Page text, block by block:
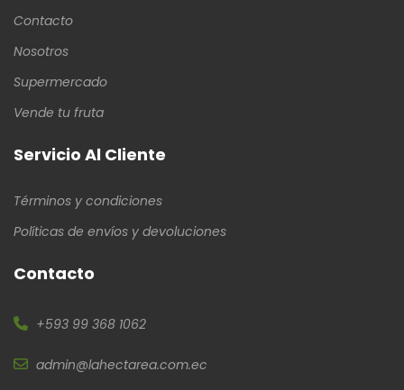
Contacto
Nosotros
Supermercado
Vende tu fruta
Servicio Al Cliente
Términos y condiciones
Políticas de envíos y devoluciones
Contacto
+593 99 368 1062
admin@lahectarea.com.ec